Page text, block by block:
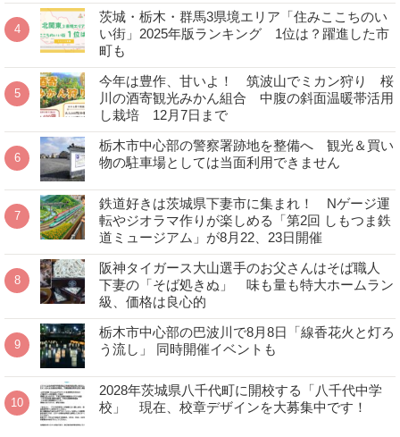
茨城・栃木・群馬3県境エリア「住みここちのい
い街」2025年版ランキング 1位は？躍進した市
町も
今年は豊作、甘いよ！ 筑波山でミカン狩り 桜
川の酒寄観光みかん組合 中腹の斜面温暖帯活用
し栽培 12月7日まで
栃木市中心部の警察署跡地を整備へ 観光＆買い
物の駐車場としては当面利用できません
鉄道好きは茨城県下妻市に集まれ！ Nゲージ運
転やジオラマ作りが楽しめる「第2回 しもつま鉄
道ミュージアム」が8月22、23日開催
阪神タイガース大山選手のお父さんはそば職人
下妻の「そば処きぬ」 味も量も特大ホームラン
級、価格は良心的
栃木市中心部の巴波川で8月8日「線香花火と灯ろ
う流し」 同時開催イベントも
2028年茨城県八千代町に開校する「八千代中学
校」 現在、校章デザインを大募集中です！